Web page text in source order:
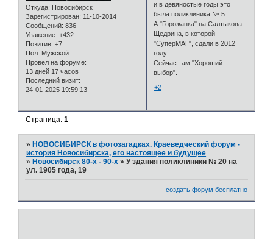
Откуда: Новосибирск
Зарегистрирован: 11-10-2014
Сообщений: 836
Уважение: +432
Позитив: +7
Пол: Мужской
Провел на форуме:
13 дней 17 часов
Последний визит:
24-01-2025 19:59:13
и в девяностые годы это
была поликлиника № 5.
А "Горожанка" на Салтыкова -
Щедрина, в которой
"СуперМАГ", сдали в 2012
году.
Сейчас там "Хороший
выбор".
+2
Страница:1
» НОВОСИБИРСК в фотозагадках. Краеведческий форум -
история Новосибирска, его настоящее и будущее
» Новосибирск 80-х - 90-х »У здания поликлиники № 20 на
ул. 1905 года, 19
создать форум бесплатно